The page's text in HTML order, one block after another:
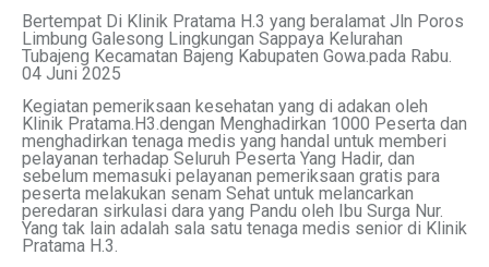
Bertempat Di Klinik Pratama H.3 yang beralamat Jln Poros
Limbung Galesong Lingkungan Sappaya Kelurahan
Tubajeng Kecamatan Bajeng Kabupaten Gowa.pada Rabu.
04 Juni 2025
Kegiatan pemeriksaan kesehatan yang di adakan oleh
Klinik Pratama.H3.dengan Menghadirkan 1000 Peserta dan
menghadirkan tenaga medis yang handal untuk memberi
pelayanan terhadap Seluruh Peserta Yang Hadir, dan
sebelum memasuki pelayanan pemeriksaan gratis para
peserta melakukan senam Sehat untuk melancarkan
peredaran sirkulasi dara yang Pandu oleh Ibu Surga Nur.
Yang tak lain adalah sala satu tenaga medis senior di Klinik
Pratama H.3.